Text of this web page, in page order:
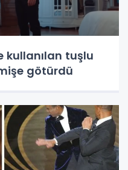
kullanılan tuşlu
götürdü